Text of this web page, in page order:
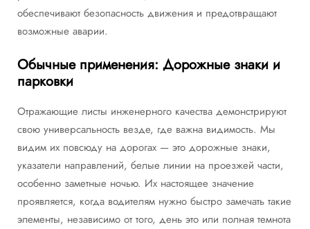
обеспечивают безопасность движения и предотвращают
возможные аварии.
Обычные применения: Дорожные знаки и
парковки
Отражающие листы инженерного качества демонстрируют
свою универсальность везде, где важна видимость. Мы
видим их повсюду на дорогах — это дорожные знаки,
указатели направлений, белые линии на проезжей части,
особенно заметные ночью. Их настоящее значение
проявляется, когда водителям нужно быстро замечать такие
элементы, независимо от того, день это или полная темнота